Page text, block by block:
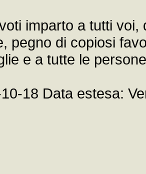
imparto a tutti
pegno di copiosi
e a tutte le
18 Data estesa: